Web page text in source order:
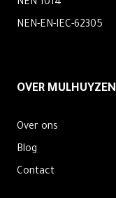
NEN 1014
NEN-EN-IEC-62305
OVER MULHUYZEN
Over ons
Blog
Contact